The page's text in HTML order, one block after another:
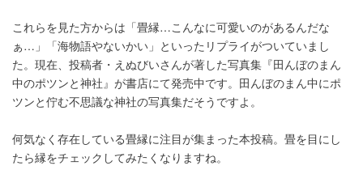
これらを見た方からは「畳縁…こんなに可愛いのがあるんだな
ぁ…」「海物語やないかい」といったリプライがついていまし
た。現在、投稿者・えぬびいさんが著した写真集『田んぼのまん
中のポツンと神社』が書店にて発売中です。田んぼのまん中にポ
ツンと佇む不思議な神社の写真集だそうですよ。
何気なく存在している畳縁に注目が集まった本投稿。畳を目にし
たら縁をチェックしてみたくなりますね。